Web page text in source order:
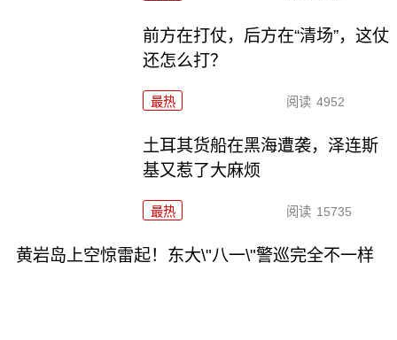
前方在打仗，后方在“清场”，这仗
还怎么打？
最热 阅读 4952
土耳其货船在黑海遭袭，泽连斯
基又惹了大麻烦
最热 阅读 15735
黄岩岛上空惊雷起！东大\"八一\"警巡完全不一样